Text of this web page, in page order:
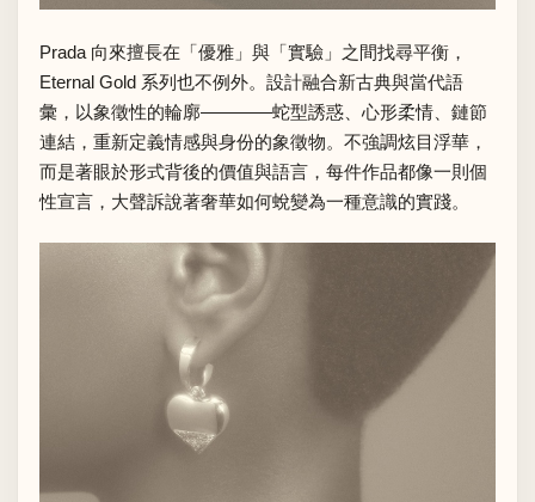
Prada 向來擅長在「優雅」與「實驗」之間找尋平衡，
Eternal Gold 系列也不例外。設計融合新古典與當代語
彙，以象徵性的輪廓————蛇型誘惑、心形柔情、鏈節
連結，重新定義情感與身份的象徵物。不強調炫目浮華，
而是著眼於形式背後的價值與語言，每件作品都像一則個
性宣言，大聲訴說著奢華如何蛻變為一種意識的實踐。